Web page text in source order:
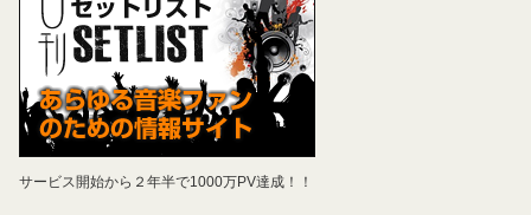
サービス開始から２年半で1000万PV達成！！